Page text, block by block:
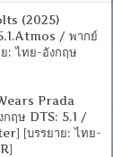
(2025)
/ พากย์
: ไทย-อังกฤษ
Prada
กฤษ DTS: 5.1 /
[บรรยาย: ไทย-